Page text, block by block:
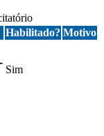
Habilitado? Motivo
Sim